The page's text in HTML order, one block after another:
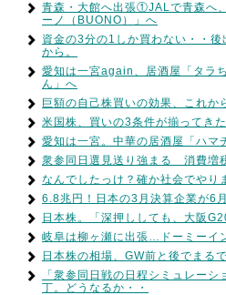
青森・大館へ出張①JALで青森へ
ーノ（BUONO）」へ
資金の3分の1しか買わない・・
から。
愛知は一宮again、居酒屋「タラ
ん」へ
巨額の自己株買いの効果、これか
米国株、買いの3条件が揃ってきた
愛知は一宮。中華の居酒屋「ハマ
衆参同日選見送り強まる 消費増
なんでしたっけ？確か社会でやり
6.8兆円！日本の3月決算企業が6
日本株。「深押ししても、大阪
岐阜は柳ヶ瀬に出張…ドーミーイ
日本株の相場、GW前と後でまる
「衆参同日戦の日程シミュレー
丁。どうなるか・・